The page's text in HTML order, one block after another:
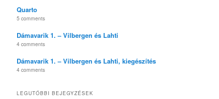
Quarto
5 comments
Dámavarik 1. – Vilbergen és Lahti
4 comments
Dámavarik 1. – Vilbergen és Lahti, kiegészítés
4 comments
LEGUTÓBBI BEJEGYZÉSEK